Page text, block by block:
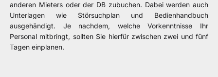
anderen Mieters oder der DB zubuchen. Dabei werden auch
Unterlagen wie Störsuchplan und Bedienhandbuch
ausgehändigt. Je nachdem, welche Vorkenntnisse Ihr
Personal mitbringt, sollten Sie hierfür zwischen zwei und fünf
Tagen einplanen.